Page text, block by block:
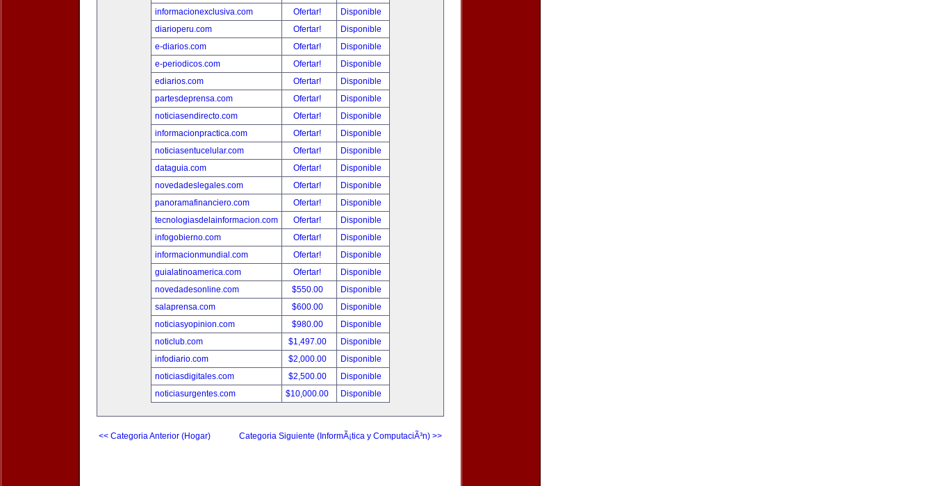
informacionexclusiva.com
Ofertar!
Disponible
diarioperu.com
Ofertar!
Disponible
e-diarios.com
Ofertar!
Disponible
e-periodicos.com
Ofertar!
Disponible
ediarios.com
Ofertar!
Disponible
partesdeprensa.com
Ofertar!
Disponible
noticiasendirecto.com
Ofertar!
Disponible
informacionpractica.com
Ofertar!
Disponible
noticiasentucelular.com
Ofertar!
Disponible
dataguia.com
Ofertar!
Disponible
novedadeslegales.com
Ofertar!
Disponible
panoramafinanciero.com
Ofertar!
Disponible
tecnologiasdelainformacion.com
Ofertar!
Disponible
infogobierno.com
Ofertar!
Disponible
informacionmundial.com
Ofertar!
Disponible
guialatinoamerica.com
Ofertar!
Disponible
novedadesonline.com
$550.00
Disponible
salaprensa.com
$600.00
Disponible
noticiasyopinion.com
$980.00
Disponible
noticlub.com
$1,497.00
Disponible
infodiario.com
$2,000.00
Disponible
noticiasdigitales.com
$2,500.00
Disponible
noticiasurgentes.com
$10,000.00 Disponible
<< Categoria Anterior (Hogar) Categoria Siguiente (InformÃ¡tica y ComputaciÃ³n) >>